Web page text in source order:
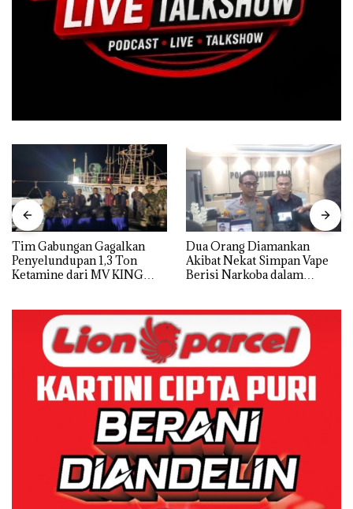
Tim Gabungan Gagalkan
Penyelundupan 1,3 Ton
Ketamine dari MV KING
Dua Orang Diamankan
Akibat Nekat Simpan Vape
Berisi Narkoba dalam